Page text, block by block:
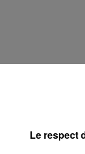
Le respect